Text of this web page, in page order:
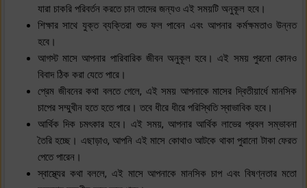
যারা চাকরি পরিবর্তন করতে চান তাদের জন্যও এই সময়টি অনুকূল হবে।
শিক্ষার সাথে যুক্ত ব্যক্তিরা শুভ ফল পাবেন এবং আপনার কর্মক্ষমতাও উন্নত
হবে।
আগস্ট মাসে আপনার পারিবারিক জীবন অনুকূল হবে। এই সময় পুরনো কোনও
বিবাদ ঠিক করা যেতে পারে।
প্রেম জীবনের কথা বলতে গেলে, এই সময় আপনাকে মাসের দ্বিতীয়ার্ধে মানসিক
চাপের সম্মুখীন হতে হতে পারে। তবে ধীরে ধীরে পরিস্থিতি স্বাভাবিক হবে।
আর্থিক দিক চমৎকার হবে। এই সময়, আপনার আর্থিক লাভের প্রবল সম্ভাবনা
তৈরি হচ্ছে। এছাড়াও, আপনি এই মাসে কোথাও আটকে থাকা পুরানো টাকা ফেরত
পেতে পারেন।
স্বাস্থ্যের কথা বললে, এই মাসে আপনাকে মানসিক চাপ এবং বিষণ্নতার মতো